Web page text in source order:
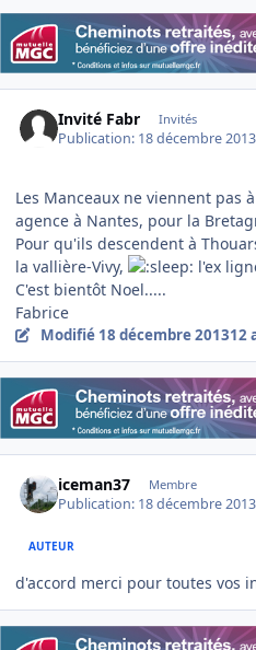
Invité Fabr Invités
Publication: 18 décembre 2013
Les Manceaux ne viennent pas
agence à Nantes, pour la
Pour qu'ils descendent à
la vallière-Vivy,
l'ex
C'est bientôt Noel.....
Fabrice
Modifié 18 décembre 201312
iceman37 Membre
Publication: 18 décembre 2013
AUTEUR
d'accord merci pour toutes vos